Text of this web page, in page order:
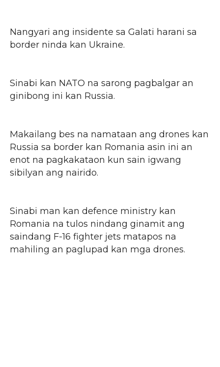
Nangyari ang insidente sa Galati harani sa
border ninda kan Ukraine.
Sinabi kan NATO na sarong pagbalgar an
ginibong ini kan Russia.
Makailang bes na namataan ang drones kan
Russia sa border kan Romania asin ini an
enot na pagkakataon kun sain igwang
sibilyan ang nairido.
Sinabi man kan defence ministry kan
Romania na tulos nindang ginamit ang
saindang F-16 fighter jets matapos na
mahiling an paglupad kan mga drones.